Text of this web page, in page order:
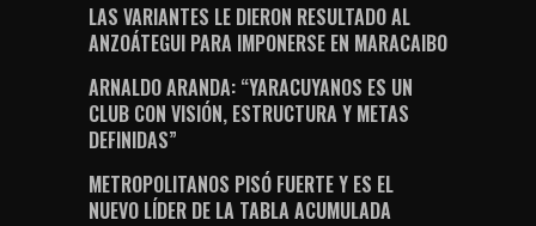
LAS VARIANTES LE DIERON RESULTADO AL
ANZOÁTEGUI PARA IMPONERSE EN MARACAIBO
ARNALDO ARANDA: “YARACUYANOS ES UN
CLUB CON VISIÓN, ESTRUCTURA Y METAS
DEFINIDAS”
METROPOLITANOS PISÓ FUERTE Y ES EL
NUEVO LÍDER DE LA TABLA ACUMULADA